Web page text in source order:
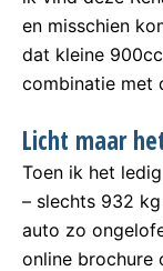
en misschien
dat kleine
combinatie met
Licht maar
Toen ik het
– slechts 932
auto zo
online brochure